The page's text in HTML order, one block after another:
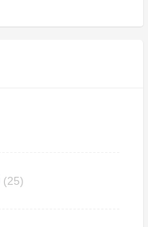
(25)